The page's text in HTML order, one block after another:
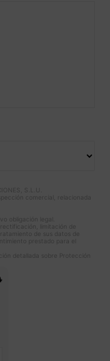
S.L.U.
comercial, relacionada
obligación legal.
limitación de
de sus datos de
prestado para el
detallada sobre Protección